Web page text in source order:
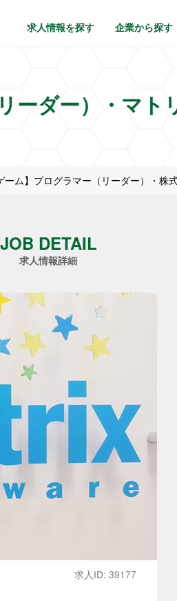
求人情報を探す 企業から探す
ーダー）・マト
ーム】プログラマー（リーダー）・株
JOB DETAIL
求人情報詳細
求人ID: 39177